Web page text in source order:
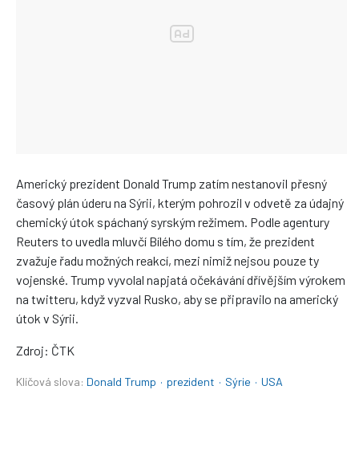
Americký prezident Donald Trump zatím nestanovil přesný
časový plán úderu na Sýrii, kterým pohrozil v odvetě za údajný
chemický útok spáchaný syrským režimem. Podle agentury
Reuters to uvedla mluvčí Bílého domu s tím, že prezident
zvažuje řadu možných reakcí, mezi nimiž nejsou pouze ty
vojenské. Trump vyvolal napjatá očekávání dřívějším výrokem
na twitteru, když vyzval Rusko, aby se připravilo na americký
útok v Sýrii.
Zdroj: ČTK
Klíčová slova: Donald Trump · prezident · Sýrie · USA